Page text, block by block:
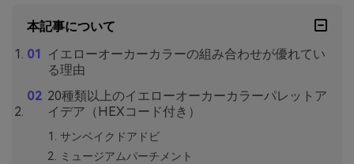
本記事について
イエローオーカーカラーの組み合わせが優れてい
る理由
20種類以上のイエローオーカーカラーパレットア
イデア（HEXコード付き）
サンベイクドアドビ
ミュージアムパーチメント